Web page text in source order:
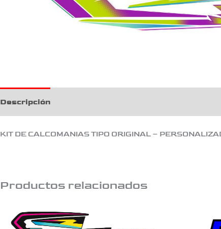
Descripción
KIT DE CALCOMANIAS TIPO ORIGINAL –
Productos relacionados